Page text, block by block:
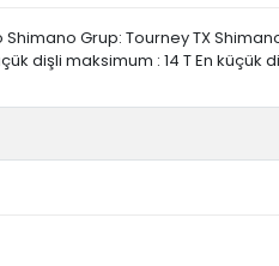
Grup: Tourney TX
dişli maksimum : 14 T En